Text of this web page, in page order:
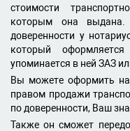
стоимости
которым она выдана.
доверенности у
который
упоминается в ней ЗАЗ
Вы можете оформить на
правом продажи
по доверенности, Ваш
Также он сможет